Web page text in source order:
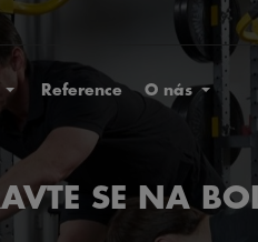
Reference O nás
SE NA